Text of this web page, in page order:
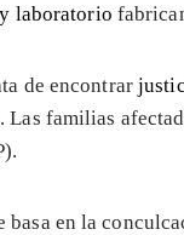
laboratorio
de encontrar
. Las familias
basa en la